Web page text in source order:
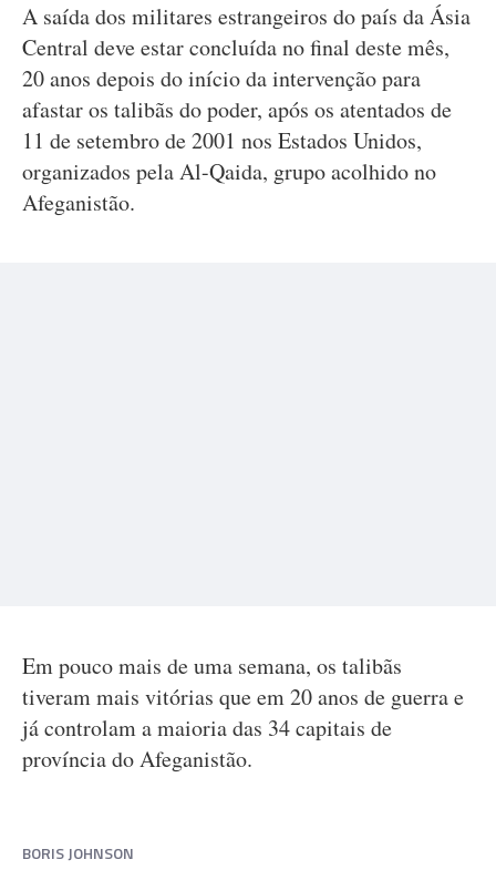
A saída dos militares estrangeiros do país da Ásia
Central deve estar concluída no final deste mês,
20 anos depois do início da intervenção para
afastar os talibãs do poder, após os atentados de
11 de setembro de 2001 nos Estados Unidos,
organizados pela Al-Qaida, grupo acolhido no
Afeganistão.
Em pouco mais de uma semana, os talibãs
tiveram mais vitórias que em 20 anos de guerra e
já controlam a maioria das 34 capitais de
província do Afeganistão.
BORIS JOHNSON